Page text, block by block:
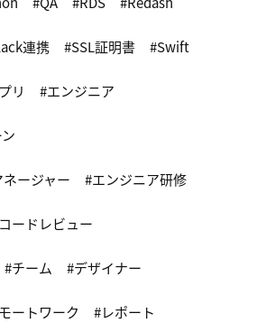
連携 SSL証明書 Swift
リ エンジニア
ージャー エンジニア研修
コードレビュー
チーム デザイナー
ートワーク レポート